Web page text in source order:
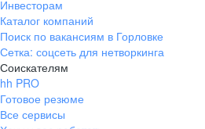
ул. Янковского, д. 169, 7 этаж,
706 каб.
+7 861 205-55-57
pr@krd.hh.ru
Владивосток
пер. Ланинский д. 4, офис 3.4
Инвесторам
Каталог компаний
Поиск по вакансиям в Горловке
Сетка: соцсеть для нетворкинга
Соискателям
hh PRO
Готовое резюме
Все сервисы